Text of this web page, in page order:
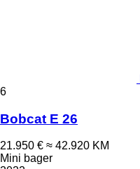
6
Bobcat E 26
21.950 € ≈ 42.920 KM
Mini bager